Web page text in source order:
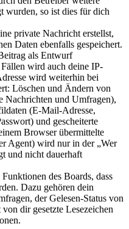
wurden, so ist dies für dich
private Nachricht erstellst,
Daten ebenfalls gespeichert.
als Entwurf
wird auch deine IP-
wird weiterhin bei
Löschen und Ändern von
Nachrichten und Umfragen),
(E-Mail-Adresse,
und gescheiterte
Browser übermittelte
Agent) wird nur in der „Wer
und nicht dauerhaft
des Boards, dass
Dazu gehören dein
der Gelesen-Status von
dir gesetzte Lesezeichen